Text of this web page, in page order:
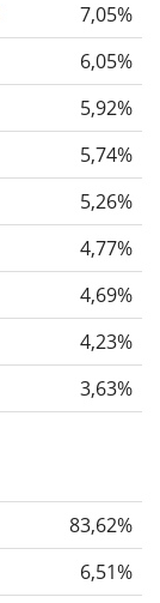
7,05%
6,05%
5,92%
5,74%
5,26%
4,77%
4,69%
4,23%
3,63%
83,62%
6,51%